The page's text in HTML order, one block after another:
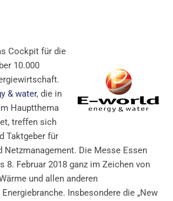
Cockpit für die
10.000
& water, die in
Hauptthema
treffen sich
Taktgeber für
Netzmanagement. Die Messe Essen
8. Februar 2018 ganz im Zeichen von
und allen anderen
Insbesondere die „New